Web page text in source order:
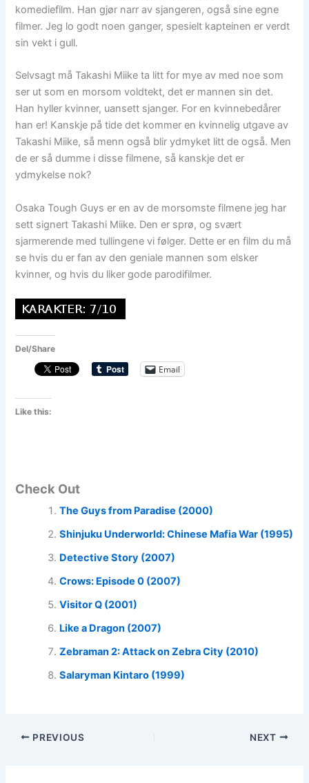
komediefilm. Han gjør narr av sjangeren, også sine egne
filmer. Jeg lo godt noen ganger, spesielt kapteinen er verdt
sin vekt i gull.
Selvsagt må Takashi Miike ta litt for mye av med noe som
ser ut som en morsom voldtekt, det er mannen sin det.
Han hyller kvinner, uansett sjanger. For en kvinnebedårer
han er! Kanskje på tide det kommer en kvinnelig utgave av
Takashi Miike, så menn også blir ydmyket litt de også. Men
de er så dumme i disse filmene, så kanskje det er
ydmykelse nok?
Osaka Tough Guys er en av de morsomste filmene jeg har
sett signert Takashi Miike. Den er sprø, og svært
sjarmerende med tullingene vi følger. Dette er en film du må
se hvis du er fan av den geniale mannen som elsker
kvinner, og hvis du liker gode parodifilmer.
Del/Share
Email
Like this:
Check Out
The Guys from Paradise (2000)
Shinjuku Underworld: Chinese Mafia War (1995)
Detective Story (2007)
Crows: Episode 0 (2007)
Visitor Q (2001)
Like a Dragon (2007)
Zebraman 2: Attack on Zebra City (2010)
Salaryman Kintaro (1999)
PREVIOUS NEXT